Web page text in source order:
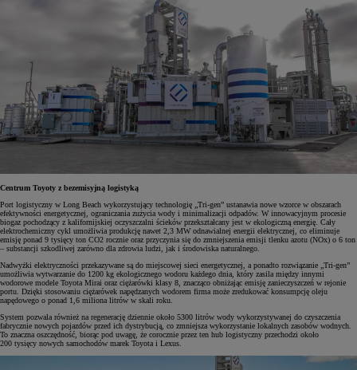
Centrum Toyoty z bezemisyjną logistyką
Port logistyczny w Long Beach wykorzystujący technologię „Tri-gen” ustanawia nowe wzorce w obszarach
efektywności energetycznej, ograniczania zużycia wody i minimalizacji odpadów. W innowacyjnym procesie
biogaz pochodzący z kalifornijskiej oczyszczalni ścieków przekształcany jest w ekologiczną energię. Cały
elektrochemiczny cykl umożliwia produkcję nawet 2,3 MW odnawialnej energii elektrycznej, co eliminuje
emisję ponad 9 tysięcy ton CO2 rocznie oraz przyczynia się do zmniejszenia emisji tlenku azotu (NOx) o 6 ton
– substancji szkodliwej zarówno dla zdrowia ludzi, jak i środowiska naturalnego.
Nadwyżki elektryczności przekazywane są do miejscowej sieci energetycznej, a ponadto rozwiązanie „Tri-gen”
umożliwia wytwarzanie do 1200 kg ekologicznego wodoru każdego dnia, który zasila między innymi
wodorowe modele Toyota Mirai oraz ciężarówki klasy 8, znacząco obniżając emisję zanieczyszczeń w rejonie
portu. Dzięki stosowaniu ciężarówek napędzanych wodorem firma może zredukować konsumpcję oleju
napędowego o ponad 1,6 miliona litrów w skali roku.
System pozwala również na regenerację dziennie około 5300 litrów wody wykorzystywanej do czyszczenia
fabrycznie nowych pojazdów przed ich dystrybucją, co zmniejsza wykorzystanie lokalnych zasobów wodnych.
To znaczna oszczędność, biorąc pod uwagę, że corocznie przez ten hub logistyczny przechodzi około
200 tysięcy nowych samochodów marek Toyota i Lexus.